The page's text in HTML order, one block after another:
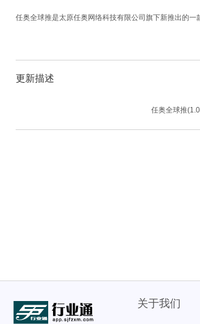
任奥全球推是太原任奥网络科技有限公司旗下新推出的
更新描述
任奥全球推
关于我们